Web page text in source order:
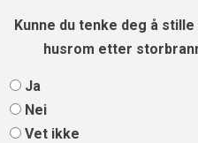
Kunne du tenke deg å stille
husrom etter
Ja
Nei
Vet ikke